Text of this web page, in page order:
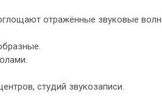
отражённые звуковые
студий звукозаписи.